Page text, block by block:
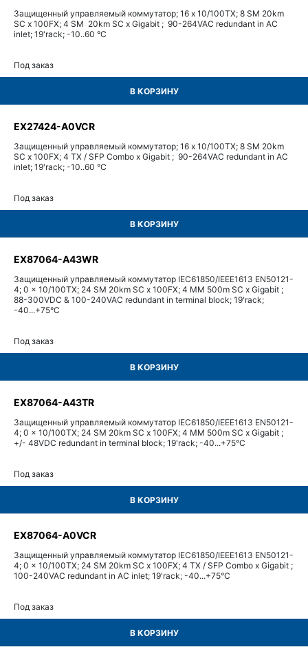
Защищенный управляемый коммутатор; 16 x 10/100TX; 8 SM 20km
SC x 100FX; 4 SM 20km SC x Gigabit ; 90-264VAC redundant in AC
inlet; 19'rack; -10..60 °C
Под заказ
В КОРЗИНУ
EX27424-A0VCR
Защищенный управляемый коммутатор; 16 x 10/100TX; 8 SM 20km
SC x 100FX; 4 TX / SFP Combo x Gigabit ; 90-264VAC redundant in AC
inlet; 19'rack; -10..60 °C
Под заказ
В КОРЗИНУ
EX87064-A43WR
Защищенный управляемый коммутатор IEC61850/IEEE1613 EN50121-
4; 0 x 10/100TX; 24 SM 20km SC x 100FX; 4 MM 500m SC x Gigabit ;
88-300VDC & 100-240VAC redundant in terminal block; 19'rack;
-40...+75°С
Под заказ
В КОРЗИНУ
EX87064-A43TR
Защищенный управляемый коммутатор IEC61850/IEEE1613 EN50121-
4; 0 x 10/100TX; 24 SM 20km SC x 100FX; 4 MM 500m SC x Gigabit ;
+/- 48VDC redundant in terminal block; 19'rack; -40...+75°С
Под заказ
В КОРЗИНУ
EX87064-A0VCR
Защищенный управляемый коммутатор IEC61850/IEEE1613 EN50121-
4; 0 x 10/100TX; 24 SM 20km SC x 100FX; 4 TX / SFP Combo x Gigabit ;
100-240VAC redundant in AC inlet; 19'rack; -40...+75°С
Под заказ
В КОРЗИНУ